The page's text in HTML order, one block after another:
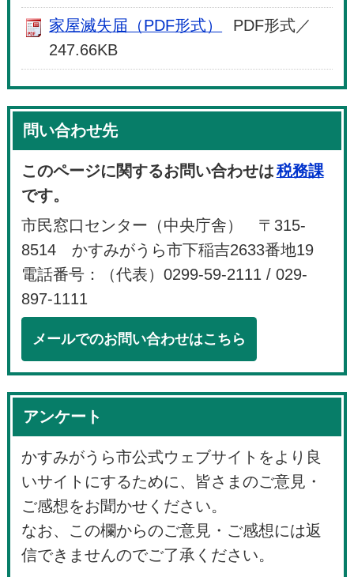
家屋滅失届（PDF形式）
PDF形式／
247.66KB
問い合わせ先
このページに関するお問い合わせは税務課
です。
市民窓口センター（中央庁舎） 〒315-
8514 かすみがうら市下稲吉2633番地19
電話番号：（代表）0299-59-2111 / 029-
897-1111
メールでのお問い合わせはこちら
アンケート
かすみがうら市公式ウェブサイトをより良
いサイトにするために、皆さまのご意見・
ご感想をお聞かせください。
なお、この欄からのご意見・ご感想には返
信できませんのでご了承ください。